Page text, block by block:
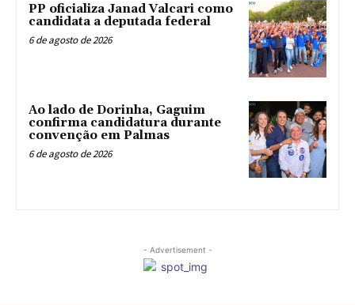
PP oficializa Janad Valcari como
candidata a deputada federal
6 de agosto de 2026
Ao lado de Dorinha, Gaguim
confirma candidatura durante
convenção em Palmas
6 de agosto de 2026
- Advertisement -